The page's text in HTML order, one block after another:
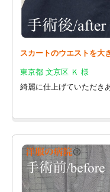
スカートのウエストを大
東京都 文京区 Ｋ 様
綺麗に仕上げていただき